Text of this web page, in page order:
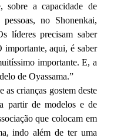
sobre a capacidade de
no Shonenkai,
líderes precisam saber
importante, aqui, é saber
importante. E, a
de Oyassama.”
as crianças gostem deste
partir de modelos e de
que colocam em
indo além de ter uma